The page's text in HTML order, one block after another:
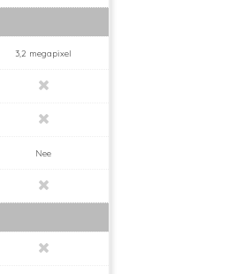
3,2 megapixel
Nee